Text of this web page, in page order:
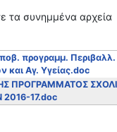
τα συνημμένα αρχεία
προγραμμ.
και Αγ. Υγείας.doc
ΠΡΟΓΡΑΜΜΑΤΟΣ
17.doc
Ανανέωση